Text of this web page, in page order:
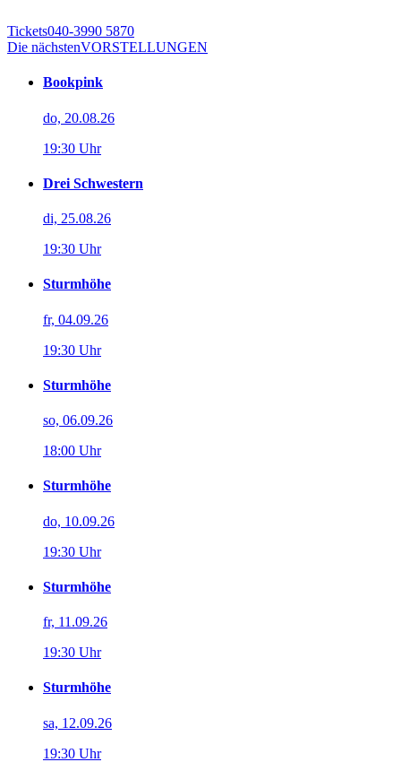
Tickets040-3990 5870
Die nächstenVORSTELLUNGEN
Bookpink
do, 20.08.26
19:30 Uhr
Drei Schwestern
di, 25.08.26
19:30 Uhr
Sturmhöhe
fr, 04.09.26
19:30 Uhr
Sturmhöhe
so, 06.09.26
18:00 Uhr
Sturmhöhe
do, 10.09.26
19:30 Uhr
Sturmhöhe
fr, 11.09.26
19:30 Uhr
Sturmhöhe
sa, 12.09.26
19:30 Uhr